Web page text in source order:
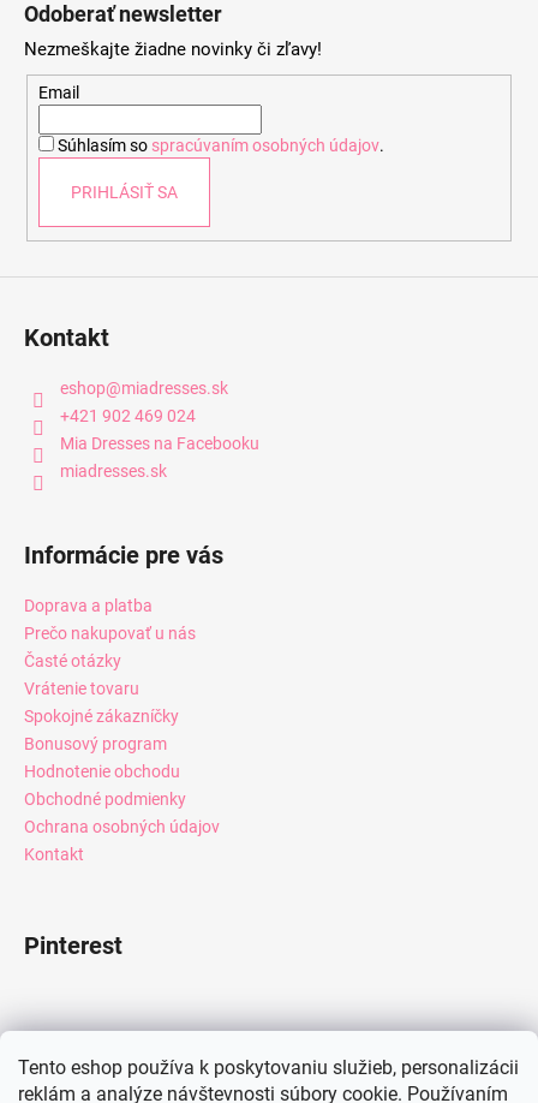
Tento eshop používa k poskytovaniu služieb, personalizácii
reklám a analýze návštevnosti súbory cookie. Používaním
Odoberať newsletter
Nezmeškajte žiadne novinky či zľavy!
Email
Súhlasím so spracúvaním osobných údajov.
PRIHLÁSIŤ SA
Kontakt
eshop@miadresses.sk
+421 902 469 024
Mia Dresses na Facebooku
miadresses.sk
Informácie pre vás
Doprava a platba
Prečo nakupovať u nás
Časté otázky
Vrátenie tovaru
Spokojné zákazníčky
Bonusový program
Hodnotenie obchodu
Obchodné podmienky
Ochrana osobných údajov
Kontakt
Pinterest